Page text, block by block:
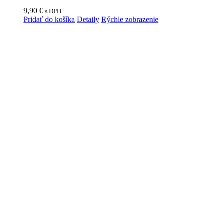
9,90 € s DPH
Pridať do košíka Detaily Rýchle zobrazenie